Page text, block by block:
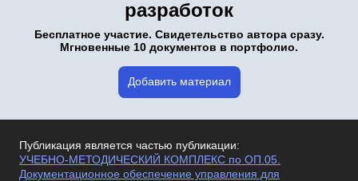
разработок
Бесплатное участие. Свидетельство автора сразу.
Мгновенные 10 документов в портфолио.
Добавить материал
Публикация является частью публикации:
УЧЕБНО-МЕТОДИЧЕСКИЙ КОМПЛЕКС по ОП.05.
Документационное обеспечение управления для